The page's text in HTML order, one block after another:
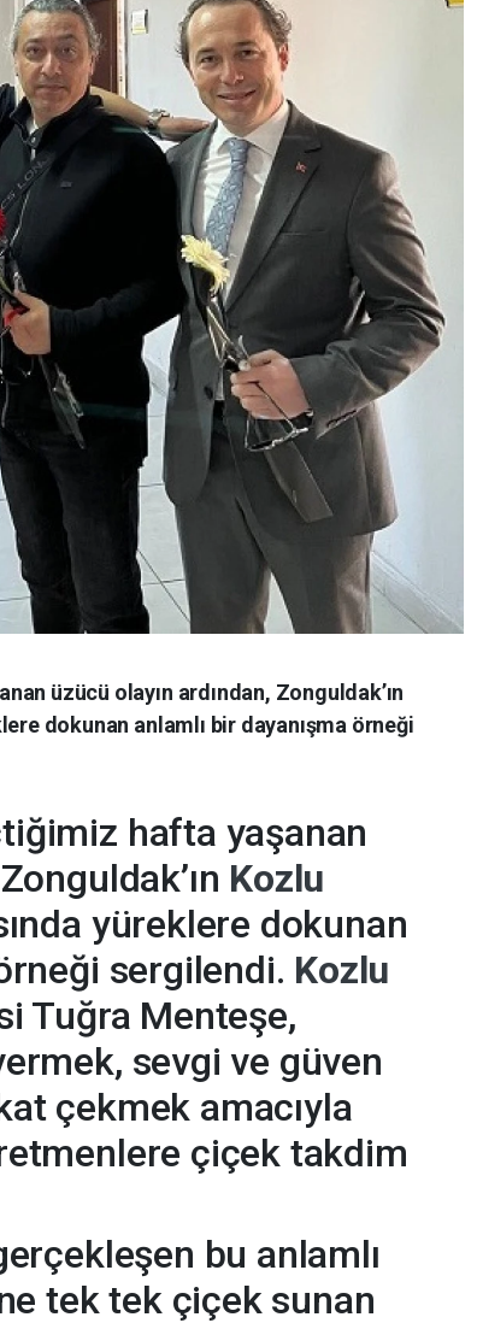
üzücü olayın ardından, Zonguldak’ın
dokunan anlamlı bir dayanışma örneği
hafta yaşanan
Kozlu
yüreklere dokunan
sergilendi. Kozlu
Tuğra Menteşe,
sevgi ve güven
çekmek amacıyla
çiçek takdim
bu anlamlı
tek tek çiçek sunan